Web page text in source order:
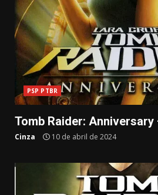
PSP PTBR
Tomb Raider: Anniversary
Cinza 10 de abril de 2024